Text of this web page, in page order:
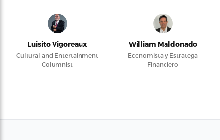
Luisito Vigoreaux
Cultural and Entertainment
Columnist
William Maldonado
Economista y Estratega
Financiero